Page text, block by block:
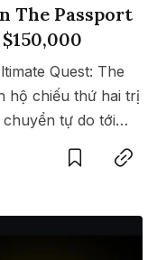
The Passport
Quest: The
hộ chiếu thứ hai trị
tự do tới
SaveCopy link